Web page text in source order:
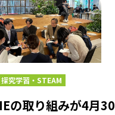
探究学習・STEAM
の取り組みが4月30